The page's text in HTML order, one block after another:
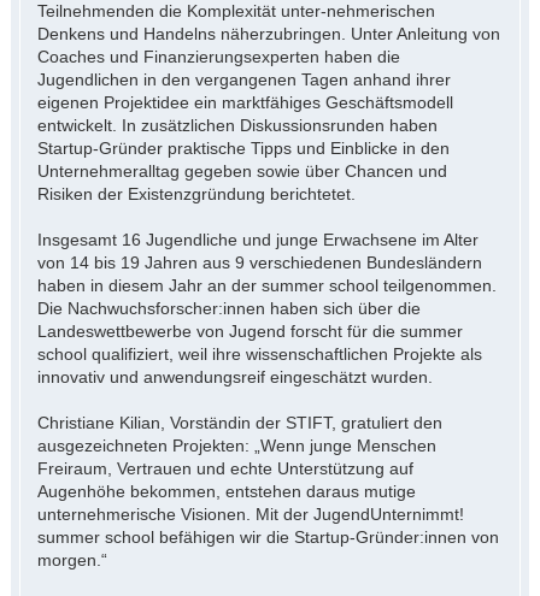
Teilnehmenden die Komplexität unter-nehmerischen
Denkens und Handelns näherzubringen. Unter Anleitung von
Coaches und Finanzierungsexperten haben die
Jugendlichen in den vergangenen Tagen anhand ihrer
eigenen Projektidee ein marktfähiges Geschäftsmodell
entwickelt. In zusätzlichen Diskussionsrunden haben
Startup-Gründer praktische Tipps und Einblicke in den
Unternehmeralltag gegeben sowie über Chancen und
Risiken der Existenzgründung berichtetet.
Insgesamt 16 Jugendliche und junge Erwachsene im Alter
von 14 bis 19 Jahren aus 9 verschiedenen Bundesländern
haben in diesem Jahr an der summer school teilgenommen.
Die Nachwuchsforscher:innen haben sich über die
Landeswettbewerbe von Jugend forscht für die summer
school qualifiziert, weil ihre wissenschaftlichen Projekte als
innovativ und anwendungsreif eingeschätzt wurden.
Christiane Kilian, Vorständin der STIFT, gratuliert den
ausgezeichneten Projekten: „Wenn junge Menschen
Freiraum, Vertrauen und echte Unterstützung auf
Augenhöhe bekommen, entstehen daraus mutige
unternehmerische Visionen. Mit der JugendUnternimmt!
summer school befähigen wir die Startup-Gründer:innen von
morgen.“